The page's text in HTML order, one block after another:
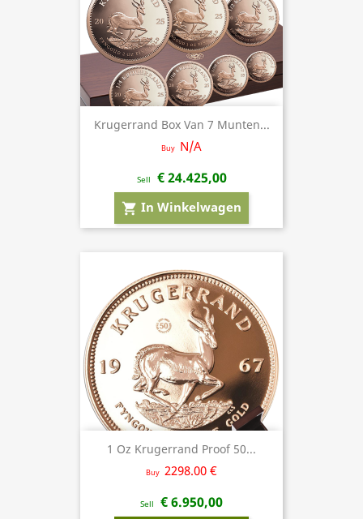
Krugerrand Box Van 7 Munten...
Buy N/A
Sell € 24.425,00
shopping_cart In Winkelwagen
1 Oz Krugerrand Proof 50...
Buy 2298.00 €
Sell € 6.950,00